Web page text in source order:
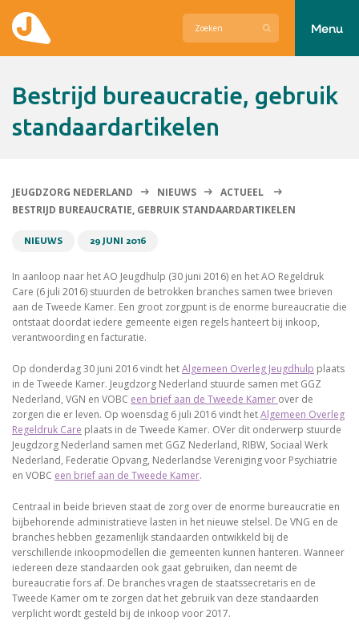
Hier zetten wij ons voor in
Contact
Menu
Bestrijd bureaucratie, gebruik
standaardartikelen
JEUGDZORG NEDERLAND NIEUWS
ACTUEEL
BESTRIJD BUREAUCRATIE, GEBRUIK STANDAARDARTIKELEN
NIEUWS 29 JUNI 2016
In aanloop naar het AO Jeugdhulp (30 juni 2016) en het AO Regeldruk
Care (6 juli 2016) stuurden de betrokken branches samen twee brieven
aan de Tweede Kamer. Een groot zorgpunt is de enorme bureaucratie die
ontstaat doordat iedere gemeente eigen regels hanteert bij inkoop,
verantwoording en facturatie.
Op donderdag 30 juni 2016 vindt hetAlgemeen Overleg Jeugdhulp plaats
in de Tweede Kamer. Jeugdzorg Nederland stuurde samen met GGZ
Nederland, VGN en VOBC een brief aan de Tweede Kamer over de
zorgen die er leven. Op woensdag 6 juli 2016 vindt hetAlgemeen Overleg
Regeldruk Care plaats in de Tweede Kamer. OVer dit onderwerp stuurde
Jeugdzorg Nederland samen met GGZ Nederland, RIBW, Sociaal Werk
Nederland, Federatie Opvang, Nederlandse Vereniging voor Psychiatrie
en VOBC een brief aan de Tweede Kamer.
Centraal in beide brieven staat de zorg over de enorme bureaucratie en
bijbehorende administratieve lasten in het nieuwe stelsel. De VNG en de
branches hebben gezamenlijk standaarden ontwikkeld bij de
verschillende inkoopmodellen die gemeenten kunnen hanteren. Wanneer
iedereen deze standaarden ook gaat gebruiken, dan neemt de
bureaucratie fors af. De branches vragen de staatssecretaris en de
Tweede Kamer om te zorgen dat het gebruik van deze standaarden
verplicht wordt gesteld bij de inkoop voor 2017.